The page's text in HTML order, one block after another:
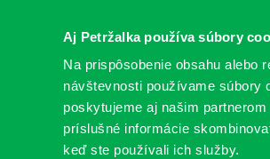
Aj Petržalka používa súbory
Na prispôsobenie obsahu alebo
návštevnosti používame súbory
poskytujeme aj našim
príslušné informácie
keď ste používali ich služby.
AKTUALITY SAMOSPRÁVA